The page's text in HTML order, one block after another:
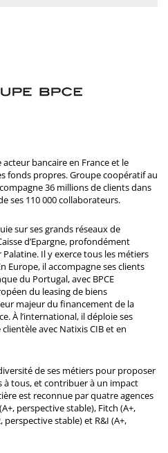
acteur bancaire en France et le
fonds propres. Groupe coopératif au
36 millions de clients dans
ses 110 000 collaborateurs.
sur ses grands réseaux de
d’Epargne, profondément
Il y exerce tous les métiers
Europe, il accompagne ses clients
du Portugal, avec BPCE
du leasing de biens
majeur du financement de la
À l’international, il déploie ses
avec Natixis CIB et en
de ses métiers pour proposer
à tous, et contribuer à un impact
est reconnue par quatre agences
perspective stable), Fitch (A+,
perspective stable) et R&I (A+,